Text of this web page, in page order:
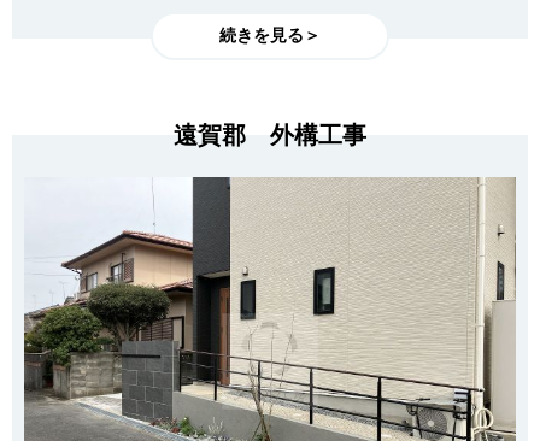
続きを見る＞
遠賀郡 外構工事